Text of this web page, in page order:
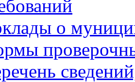
о